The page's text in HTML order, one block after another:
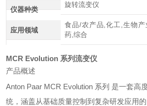
仪器种类
旋转流变仪
应用领域
食品/农产品,化工,生物产
药,综合
MCR Evolution 系列流变仪
产品概述
Anton Paar MCR Evolution 系列 是一套高
统，涵盖从基础质量控制到复杂研发应用